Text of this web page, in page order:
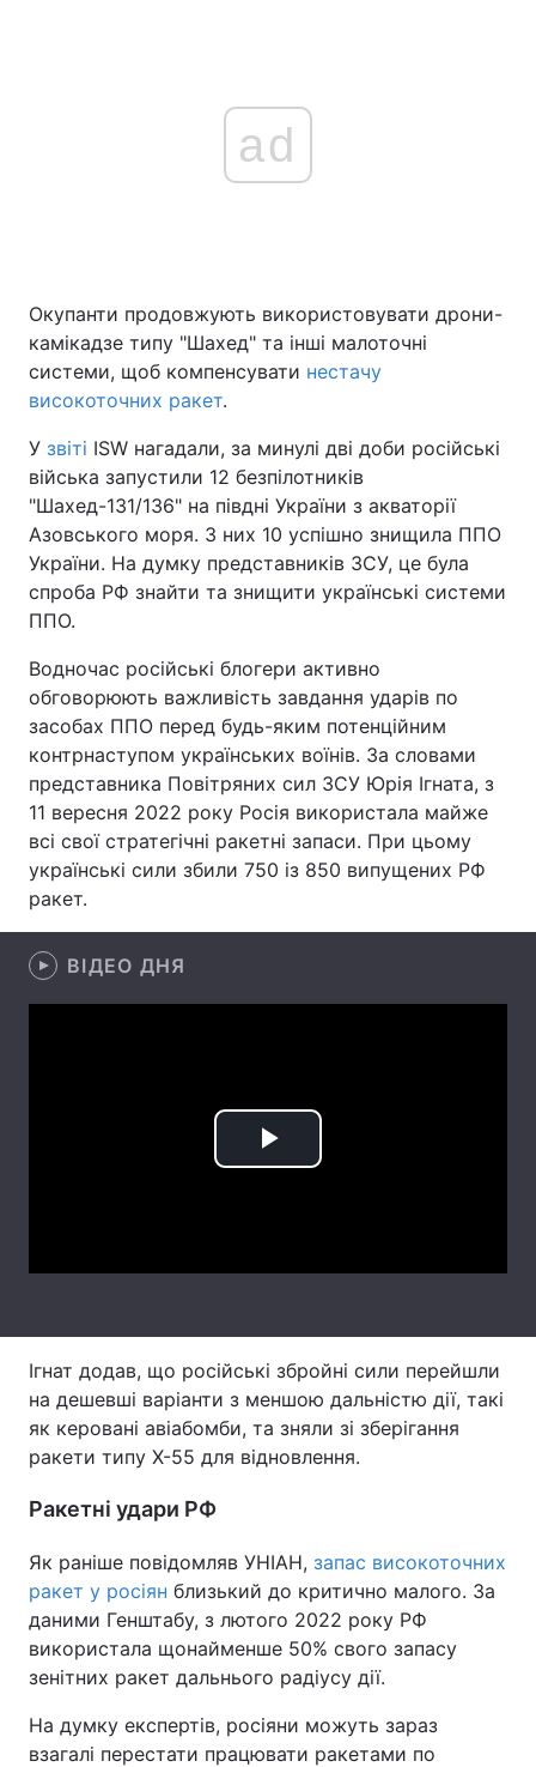
Головна Війна
Україна Політика
Спорт Наука
Техно і зв'язок Лайт
Зброя Інциденти
Цікавинки Погода
Регіони
Лонгріди
Відео з Youtube Статті
Архів
ad
Окупанти продовжують використовувати дрони-
камікадзе типу "Шахед" та інші малоточні
системи, щоб компенсувати нестачу
високоточних ракет.
У звіті ISW нагадали, за минулі дві доби російські
війська запустили 12 безпілотників
"Шахед-131/136" на півдні України з акваторії
Азовського моря. З них 10 успішно знищила ППО
України. На думку представників ЗСУ, це була
спроба РФ знайти та знищити українські системи
ППО.
Водночас російські блогери активно
обговорюють важливість завдання ударів по
засобах ППО перед будь-яким потенційним
контрнаступом українських воїнів. За словами
представника Повітряних сил ЗСУ Юрія Ігната, з
11 вересня 2022 року Росія використала майже
всі свої стратегічні ракетні запаси. При цьому
українські сили збили 750 із 850 випущених РФ
ракет.
ВІДЕО ДНЯ
Play
Ігнат додав, що російські збройні сили перейшли
на дешевші варіанти з меншою дальністю дії, такі
як керовані авіабомби, та зняли зі зберігання
ракети типу Х-55 для відновлення.
Ракетні удари РФ
Як раніше повідомляв УНІАН, запас високоточних
ракет у росіян близький до критично малого. За
даними Генштабу, з лютого 2022 року РФ
використала щонайменше 50% свого запасу
зенітних ракет дальнього радіусу дії.
На думку експертів, росіяни можуть зараз
взагалі перестати працювати ракетами по